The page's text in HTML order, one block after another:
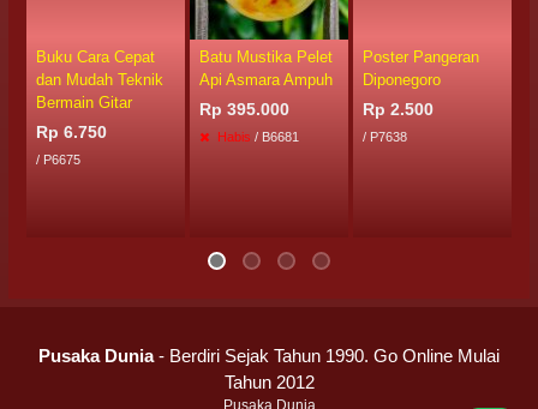
Buku Cara Cepat
dan Mudah Teknik
Bermain Gitar
Rp 6.750
/ P6675
Batu Mustika Pelet
Api Asmara Ampuh
Rp 395.000
Habis / B6681
Poster Pangeran
Diponegoro
Rp 2.500
/ P7638
Pusaka Dunia- Berdiri Sejak Tahun 1990. Go Online Mulai
Tahun 2012
Pusaka Dunia